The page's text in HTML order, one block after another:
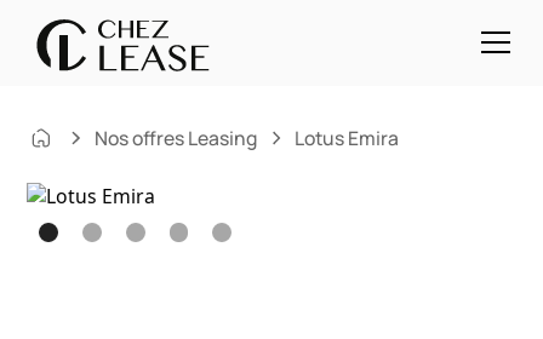
Nos offres Leasing Lotus Emira